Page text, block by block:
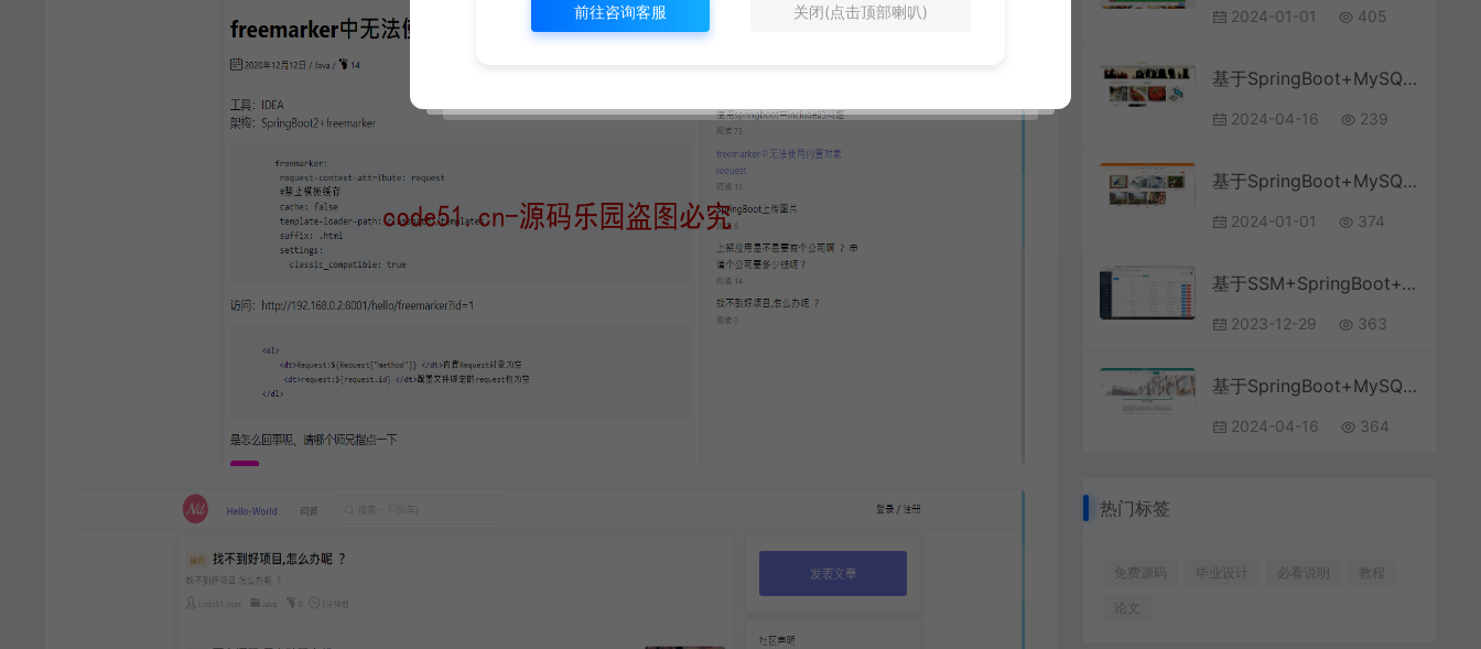
2024-01-01 405
基于SpringBoot+MySQL+Vue.js的学习论坛交流系统(附论文)
2024-04-16 239
基于SpringBoot+MySQL+Vue的论坛网站系统(附论文)
2024-01-01 374
基于SSM+SpringBoot+Vue前后端分离高校博客论坛系统
2023-12-29 363
基于SpringBoot+MySQL+Vue.js的学院学生论坛系统(附论文)
2024-04-16 364
热门标签
免费源码 毕业设计 必看说明 教程
论文
前往咨询客服 关闭(点击顶部喇叭)